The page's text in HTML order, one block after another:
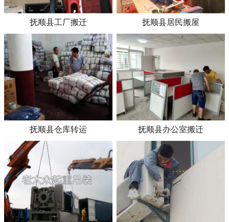
抚顺县工厂搬迁 抚顺县居民搬屋
抚顺县仓库转运 抚顺县办公室搬迁